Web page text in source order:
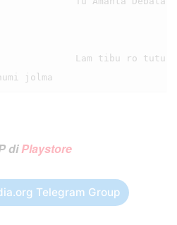
diPlaystore
Telegram Group